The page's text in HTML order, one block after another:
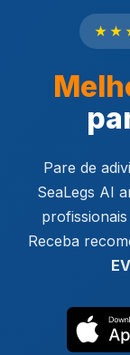
Pare de
SeaLegs AI
Receba